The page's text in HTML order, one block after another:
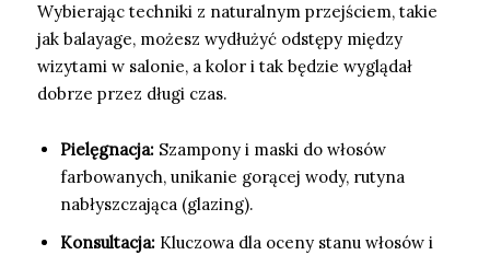
Wybierając techniki z naturalnym przejściem, takie
jak balayage, możesz wydłużyć odstępy między
wizytami w salonie, a kolor i tak będzie wyglądał
dobrze przez długi czas.
Pielęgnacja: Szampony i maski do włosów
farbowanych, unikanie gorącej wody, rutyna
nabłyszczająca (glazing).
Konsultacja: Kluczowa dla oceny stanu włosów i